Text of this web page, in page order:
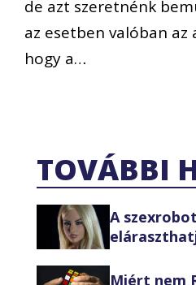
de azt szeretnénk
az esetben valóban az
hogy a…
TOVÁBBI
A
Miért nem